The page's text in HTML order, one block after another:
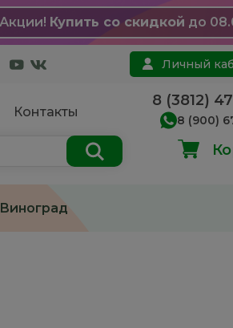
Купить со скидкой до
Личный
Контакты
8 (3812)
8 (900)
Виноград